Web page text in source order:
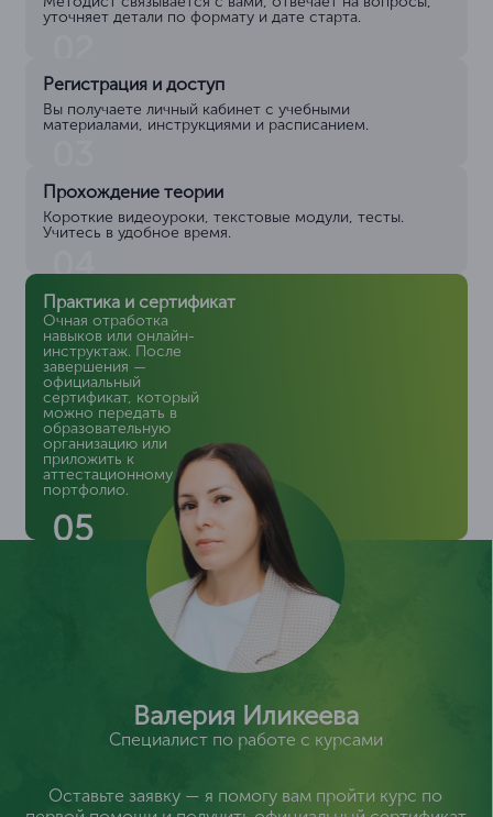
уточняет детали по формату и дате старта.
Регистрация и доступ
Вы получаете личный кабинет с учебными
материалами, инструкциями и расписанием.
Прохождение теории
Короткие видеоуроки, текстовые модули, тесты.
Учитесь в удобное время.
04
Практика и сертификат
Очная отработка
навыков или онлайн-
инструктаж. После
завершения —
официальный
сертификат, который
можно передать в
образовательную
организацию или
приложить к
аттестационному
портфолио.
05
Валерия Иликеева
Специалист по работе с курсами
Оставьте заявку — я помогу вам пройти курс по